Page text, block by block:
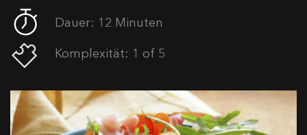
Dauer: 12 Minuten
Komplexität: 1 of 5